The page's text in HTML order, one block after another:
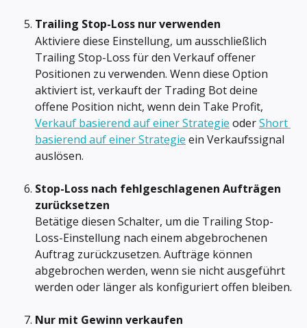
Trailing Stop-Loss nur verwenden
Aktiviere diese Einstellung, um ausschließlich
Trailing Stop-Loss für den Verkauf offener
Positionen zu verwenden. Wenn diese Option
aktiviert ist, verkauft der Trading Bot deine
offene Position nicht, wenn dein Take Profit,
Verkauf basierend auf einer Strategie oder Short
basierend auf einer Strategie ein Verkaufssignal
auslösen.
Stop-Loss nach fehlgeschlagenen Aufträgen
zurücksetzen
Betätige diesen Schalter, um die Trailing Stop-
Loss-Einstellung nach einem abgebrochenen
Auftrag zurückzusetzen. Aufträge können
abgebrochen werden, wenn sie nicht ausgeführt
werden oder länger als konfiguriert offen bleiben.
Nur mit Gewinn verkaufen